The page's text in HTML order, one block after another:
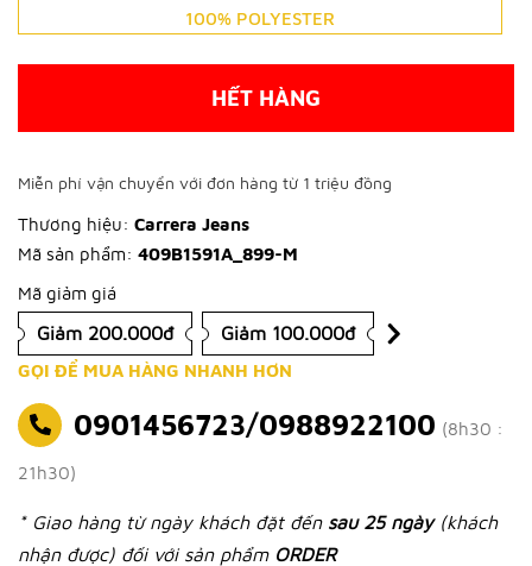
100% POLYESTER
HẾT HÀNG
Miễn phí vận chuyển với đơn hàng từ 1 triệu đồng
Thương hiệu: Carrera Jeans
Mã sản phẩm: 409B1591A_899-M
Mã giảm giá
Giảm 200.000đ Giảm 100.000đ
GỌI ĐỂ MUA HÀNG NHANH HƠN
0901456723/0988922100 (8h30 :
21h30)
* Giao hàng từ ngày khách đặt đến sau 25 ngày (khách
nhận được) đối với sản phẩm ORDER